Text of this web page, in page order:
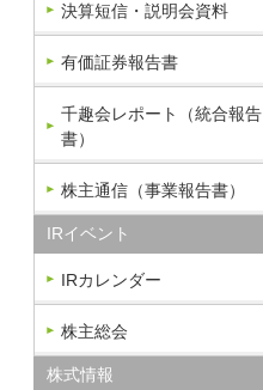
決算短信・説明会資料
有価証券報告書
千趣会レポート（統合報告
書）
株主通信（事業報告書）
IRイベント
IRカレンダー
株主総会
株式情報